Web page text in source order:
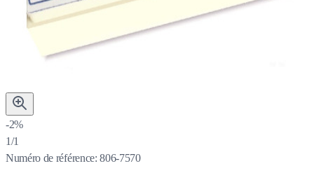
-2%
1/1
Numéro de référence: 806-7570